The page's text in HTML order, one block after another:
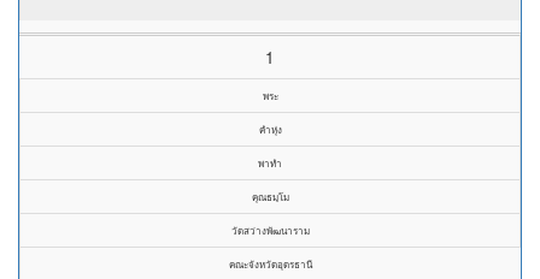
1
พระ
คำหุ่ง
พาทำ
คุณธมฺโม
วัดสว่างพัฒนาราม
คณะจังหวัดอุดรธานี